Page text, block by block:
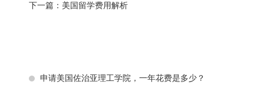
下一篇： 美国留学费用解析
申请美国佐治亚理工学院，一年花费是多少？